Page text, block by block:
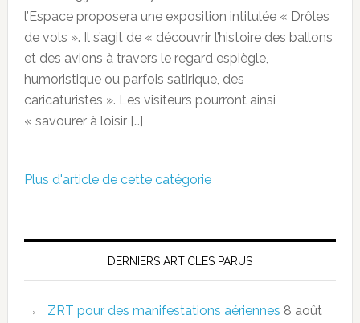
l’Espace proposera une exposition intitulée « Drôles
de vols ». Il s’agit de « découvrir l’histoire des ballons
et des avions à travers le regard espiègle,
humoristique ou parfois satirique, des
caricaturistes ». Les visiteurs pourront ainsi
« savourer à loisir […]
Plus d'article de cette catégorie
DERNIERS ARTICLES PARUS
ZRT pour des manifestations aériennes 8 août